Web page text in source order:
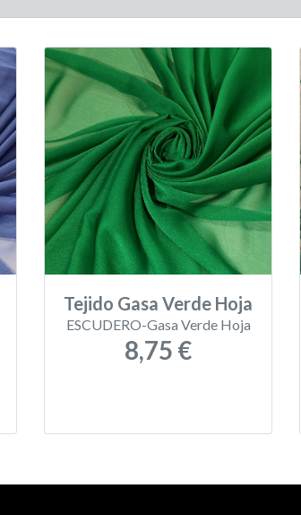
Tejido Gasa Verde Hoja
ESCUDERO-Gasa Verde Hoja
8,75 €